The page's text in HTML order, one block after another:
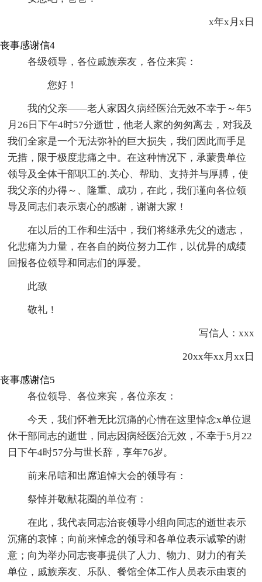
x年x月x日
丧事感谢信4
各级领导，各位戚族亲友，各位来宾：
您好！
我的父亲——老人家因久病经医治无效不幸于～年5
月26日下午4时57分逝世，他老人家的匆匆离去，对我及
我们全家是一个无法弥补的巨大损失，我们因此而手足
无措，限于极度悲痛之中。在这种情况下，承蒙贵单位
领导及全体干部职工的.关心、帮助、支持并与厚膊，使
我父亲的办得～、隆重、成功，在此，我们谨向各位领
导及同志们表示衷心的感谢，谢谢大家！
在以后的工作和生活中，我们将继承先父的遗志，
化悲痛为力量，在各自的岗位努力工作，以优异的成绩
回报各位领导和同志们的厚爱。
此致
敬礼！
写信人：xxx
20xx年xx月xx日
丧事感谢信5
各位领导、各位来宾，各位亲友：
今天，我们怀着无比沉痛的心情在这里悼念x单位退
休干部同志的逝世，同志因病经医治无效，不幸于5月22
日下午4时57分与世长辞，享年76岁。
前来吊唁和出席追悼大会的领导有：
祭悼并敬献花圈的单位有：
在此，我代表同志治丧领导小组向同志的逝世表示
沉痛的哀悼；向前来悼念的领导和各单位表示诚挚的谢
意；向为举办同志丧事提供了人力、物力、财力的有关
单位，戚族亲友、乐队、餐馆全体工作人员表示由衷的